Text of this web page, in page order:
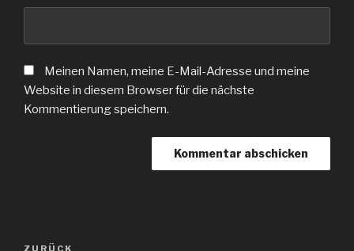
Meinen Namen, meine E-Mail-Adresse und meine
Website in diesem Browser für die nächste
Kommentierung speichern.
ZURÜCK